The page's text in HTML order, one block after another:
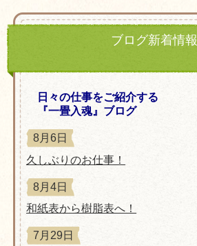
ブログ新着情報
日々の仕事をご紹介する
『一畳入魂』ブログ
8月6日
久しぶりのお仕事！
8月4日
和紙表から樹脂表へ！
7月29日